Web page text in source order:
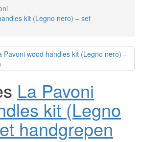
kit (Legno nero) – set
La Pavoni
kit (Legno
handgrepen